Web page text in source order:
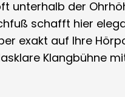
unterhalb der
schafft hier
exakt auf Ihre
Klangbühne